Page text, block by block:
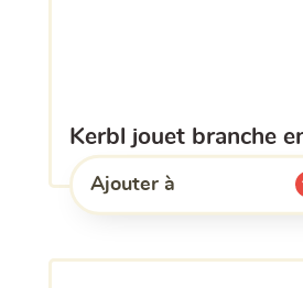
kerbl jouet branche
Ajouter à
l'une de mes listes.